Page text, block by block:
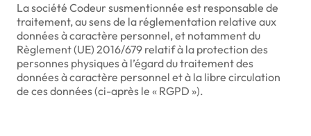
La société Codeur susmentionnée est responsable de
traitement, au sens de la réglementation relative aux
données à caractère personnel, et notamment du
Règlement (UE) 2016/679 relatif à la protection des
personnes physiques à l’égard du traitement des
données à caractère personnel et à la libre circulation
de ces données (ci-après le « RGPD »).